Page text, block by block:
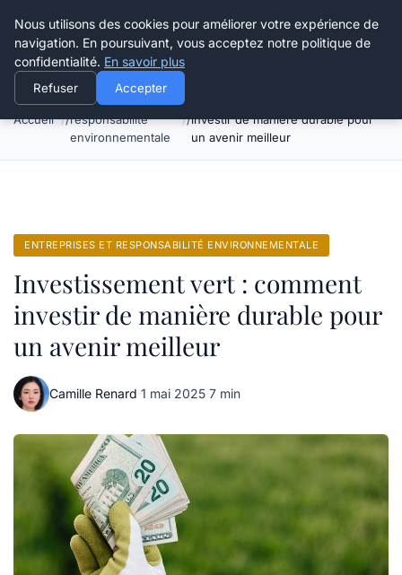
Happy Calyx Farmer
Accueil
Entreprises et
responsabilité
environnementale
investir de manière durable pour
un avenir meilleur
ENTREPRISES ET RESPONSABILITÉ ENVIRONNEMENTALE
Investissement vert : comment
investir de manière durable pour
un avenir meilleur
Camille Renard·1 mai 2025·7 min
Nous utilisons des cookies pour améliorer votre expérience de
navigation. En poursuivant, vous acceptez notre politique de
confidentialité. En savoir plus
Refuser Accepter